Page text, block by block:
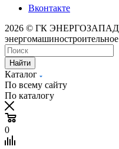
Вконтакте
2026 © ГК ЭНЕРГОЗАПАД
Найти
Каталог
По всему сайту
По каталогу
0